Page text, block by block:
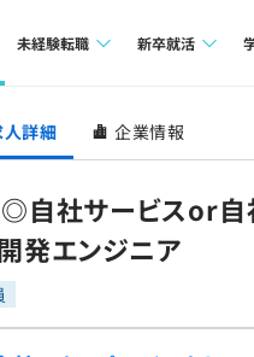
未経験転職
求人検索
転職成功ガイド
新卒就活
本選考
インターン
人詳細 企業情報
自社サービスor自
発エンジニア